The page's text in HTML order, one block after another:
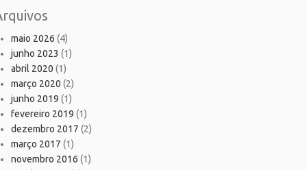
maio 2026 (4)
junho 2023 (1)
abril 2020 (1)
março 2020 (2)
junho 2019 (1)
fevereiro 2019 (1)
dezembro 2017 (2)
março 2017 (1)
novembro 2016 (1)